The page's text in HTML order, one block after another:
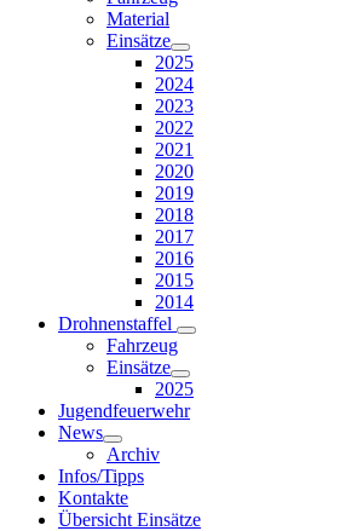
Material
Einsätze
2025
2024
2023
2022
2021
2020
2019
2018
2017
2016
2015
2014
Drohnenstaffel
Fahrzeug
Einsätze
2025
Jugendfeuerwehr
News
Archiv
Infos/Tipps
Kontakte
Übersicht Einsätze